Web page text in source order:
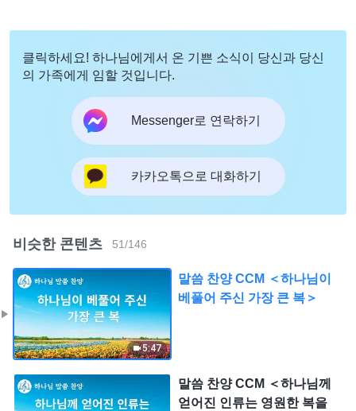
클릭하세요! 하나님에게서 온 기쁜 소식이 당신과 당신
의 가족에게 임할 것입니다.
Messenger로 연락하기
카카오톡으로 대화하기
비슷한 콘텐츠 51/146
5:47
말씀 찬양 CCM ＜하나님이
베풀어 주신 가장 큰 복＞
말씀 찬양 CCM ＜하나님께
얻어진 인류는 영원한 복을